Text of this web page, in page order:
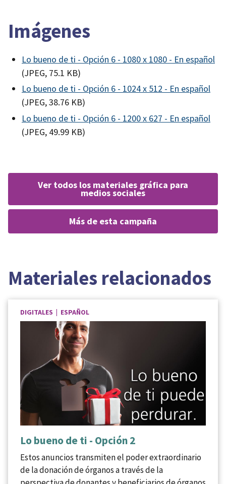
Imágenes
Lo bueno de ti - Opción 6 - 1080 x 1080 - En español
(JPEG, 75.1 KB)
Lo bueno de ti - Opción 6 - 1024 x 512 - En español
(JPEG, 38.76 KB)
Lo bueno de ti - Opción 6 - 1200 x 627 - En español
(JPEG, 49.99 KB)
ver todos los materiales gráfica para
medios sociales
más de esta campaña
Materiales relacionados
DIGITALES | ESPAÑOL
Lo bueno de ti - Opción 2
Estos anuncios transmiten el poder extraordinario
de la donación de órganos a través de la